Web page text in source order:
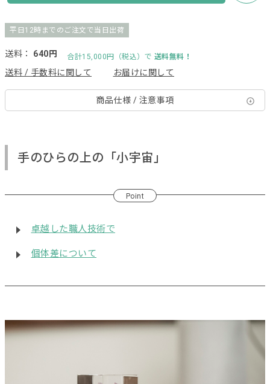
平日12時までのご注文で当日出荷
送料： 640円 合計15,000円（税込）で 送料無料！
送料 / 手数料に関して お届けに関して
商品仕様 / 注意事項
手のひらの上の「小宇宙」
Point
卓越した職人技術で
個体差について